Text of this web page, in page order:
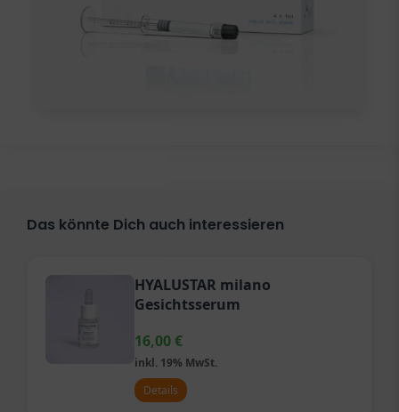
Das könnte Dich auch interessieren
HYALUSTAR milano
Gesichtsserum
16,00€
inkl. 19% MwSt.
Details